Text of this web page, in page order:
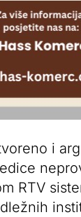
i
RTV